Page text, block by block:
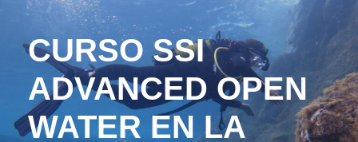
CURSO SSI
ADVANCED OPEN
WATER EN LA